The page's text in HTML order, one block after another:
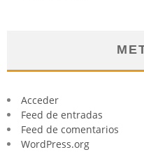
Acceder
Feed de entradas
Feed de comentarios
WordPress.org